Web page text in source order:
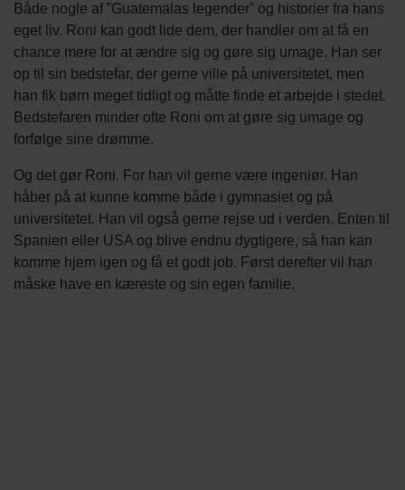
Både nogle af ”Guatemalas legender” og historier fra hans
eget liv. Roni kan godt lide dem, der handler om at få en
chance mere for at ændre sig og gøre sig umage. Han ser
op til sin bedstefar, der gerne ville på universitetet, men
han fik børn meget tidligt og måtte finde et arbejde i stedet.
Bedstefaren minder ofte Roni om at gøre sig umage og
forfølge sine drømme.
Og det gør Roni. For han vil gerne være ingeniør. Han
håber på at kunne komme både i gymnasiet og på
universitetet. Han vil også gerne rejse ud i verden. Enten til
Spanien eller USA og blive endnu dygtigere, så han kan
komme hjem igen og få et godt job. Først derefter vil han
måske have en kæreste og sin egen familie.